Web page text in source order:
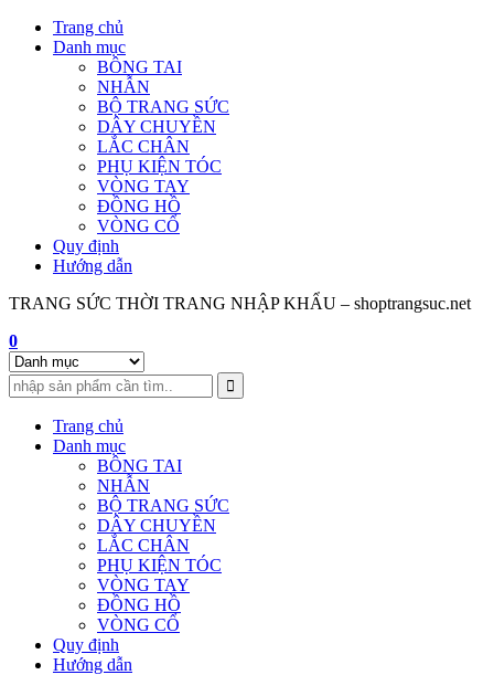
Skip
Trang chủ
Danh mục
BÔNG TAI
NHẪN
BỘ TRANG SỨC
DÂY CHUYỀN
LẮC CHÂN
PHỤ KIỆN TÓC
VÒNG TAY
ĐỒNG HỒ
VÒNG CỔ
Quy định
Hướng dẫn
TRANG SỨC THỜI TRANG NHẬP KHẨU – shoptrangsuc.net
0
Trang chủ
Danh mục
BÔNG TAI
NHẪN
BỘ TRANG SỨC
DÂY CHUYỀN
LẮC CHÂN
PHỤ KIỆN TÓC
VÒNG TAY
ĐỒNG HỒ
VÒNG CỔ
Quy định
Hướng dẫn